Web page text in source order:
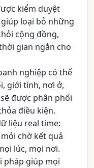
kiểm duyệt
loại bỏ những
cộng đồng,
gian ngắn cho
nghiệp có thể
giới tính, nơi ở,
được phân phối
điều kiện.
liệu real time:
chờ kết quả
lúc, mọi nơi.
pháp giúp mọi